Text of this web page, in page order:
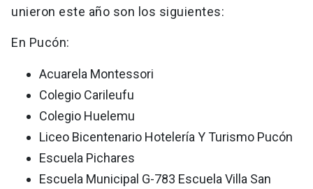
unieron este año son los siguientes:
En Pucón:
Acuarela Montessori
Colegio Carileufu
Colegio Huelemu
Liceo Bicentenario Hotelería Y Turismo Pucón
Escuela Pichares
Escuela Municipal G-783 Escuela Villa San